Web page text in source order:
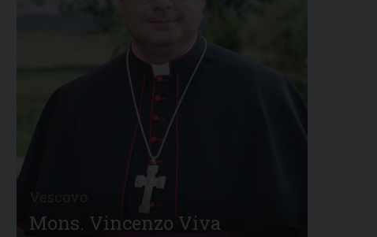
Vescovo
Mons. Vincenzo Viva